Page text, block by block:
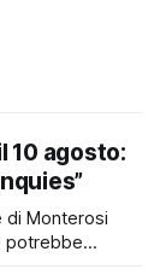
10 agosto:
di Monterosi
potrebbe